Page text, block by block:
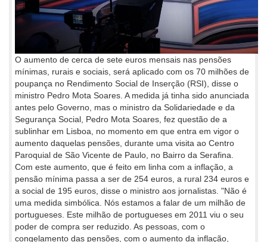
O aumento de cerca de sete euros mensais nas pensões
mínimas, rurais e sociais, será aplicado com os 70 milhões de
poupança no Rendimento Social de Inserção (RSI), disse o
ministro Pedro Mota Soares. A medida já tinha sido anunciada
antes pelo Governo, mas o ministro da Solidariedade e da
Segurança Social, Pedro Mota Soares, fez questão de a
sublinhar em Lisboa, no momento em que entra em vigor o
aumento daquelas pensões, durante uma visita ao Centro
Paroquial de São Vicente de Paulo, no Bairro da Serafina.
Com este aumento, que é feito em linha com a inflação, a
pensão mínima passa a ser de 254 euros, a rural 234 euros e
a social de 195 euros, disse o ministro aos jornalistas. "Não é
uma medida simbólica. Nós estamos a falar de um milhão de
portugueses. Este milhão de portugueses em 2011 viu o seu
poder de compra ser reduzido. As pessoas, com o
congelamento das pensões, com o aumento da inflação,